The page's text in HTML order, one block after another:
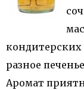
разное
Аромат